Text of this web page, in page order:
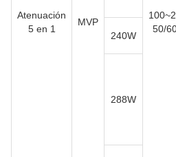
Atenuación
5 en 1
MVP
50/
240W
288W